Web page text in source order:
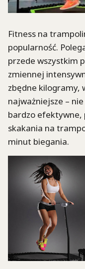
Fitness na
popularność.
przede wszystkim
zmiennej
zbędne kilogramy,
najważniejsze –
bardzo efektywne,
skakania na
minut biegania.